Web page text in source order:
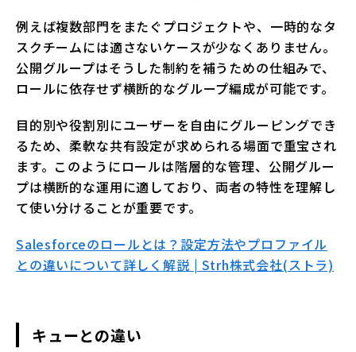
例えば複数部門をまたぐプロジェクトや、一時的なタ
スクチームには適さないケースが少なくありません。
公開グループはそうした制約を補うための仕組みで、
ロールに依存せず横断的なグループ編成が可能です。
目的別や役割別にユーザーを自由にグルーピングでき
るため、柔軟な共有設定が求められる場面で重宝され
ます。このようにロールは階層的な管理、公開グルー
プは横断的な運用に適しており、両者の特性を理解し
て使い分けることが重要です。
Salesforceのロールとは？設定方法やプロファイル
との違いについて詳しく解説 | Strh株式会社(ストラ)
キューとの違い